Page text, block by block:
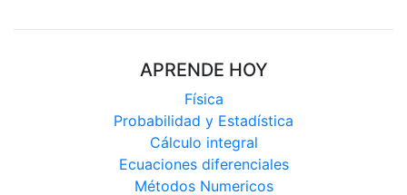
APRENDE HOY
Física
Probabilidad y Estadística
Cálculo integral
Ecuaciones diferenciales
Métodos Numericos